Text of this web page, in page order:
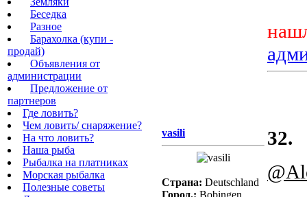
Беседка
Разное
Барахолка (купи -
продай)
Объявления от
администрации
Предложение от
партнеров
Где ловить?
Чем ловить/ снаряжение?
На что ловить?
Наша рыба
Рыбалка на платниках
Морская рыбалка
Полезные советы
vasili
Страна: Deutschland
32.